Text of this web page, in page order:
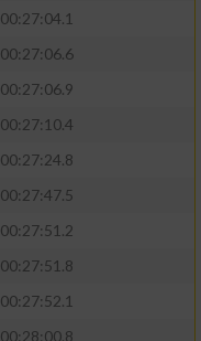
00:27:04.1
00:27:06.6
00:27:06.9
00:27:10.4
00:27:24.8
00:27:47.5
00:27:51.2
00:27:51.8
00:27:52.1
00:28:00.8